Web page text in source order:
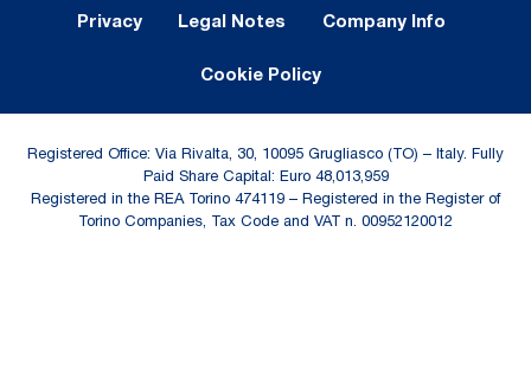
Privacy Legal Notes Company Info
Cookie Policy
Registered Office: Via Rivalta, 30, 10095 Grugliasco (TO) – Italy. Fully
Paid Share Capital: Euro 48,013,959
Registered in the REA Torino 474119 – Registered in the Register of
Torino Companies, Tax Code and VAT n. 00952120012